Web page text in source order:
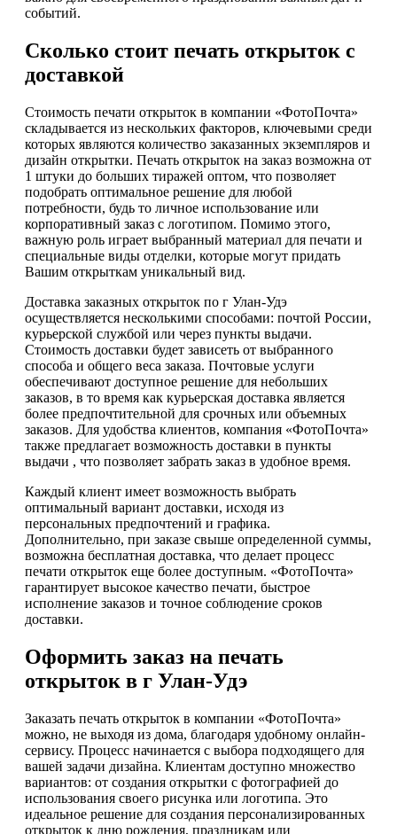
событий.
Сколько стоит печать открыток с
доставкой
Стоимость печати открыток в компании «ФотоПочта»
складывается из нескольких факторов, ключевыми среди
которых являются количество заказанных экземпляров и
дизайн открытки. Печать открыток на заказ возможна от
1 штуки до больших тиражей оптом, что позволяет
подобрать оптимальное решение для любой
потребности, будь то личное использование или
корпоративный заказ с логотипом. Помимо этого,
важную роль играет выбранный материал для печати и
специальные виды отделки, которые могут придать
Вашим открыткам уникальный вид.
Доставка заказных открыток по г Улан-Удэ
осуществляется несколькими способами: почтой России,
курьерской службой или через пункты выдачи.
Стоимость доставки будет зависеть от выбранного
способа и общего веса заказа. Почтовые услуги
обеспечивают доступное решение для небольших
заказов, в то время как курьерская доставка является
более предпочтительной для срочных или объемных
заказов. Для удобства клиентов, компания «ФотоПочта»
также предлагает возможность доставки в пункты
выдачи , что позволяет забрать заказ в удобное время.
Каждый клиент имеет возможность выбрать
оптимальный вариант доставки, исходя из
персональных предпочтений и графика.
Дополнительно, при заказе свыше определенной суммы,
возможна бесплатная доставка, что делает процесс
печати открыток еще более доступным. «ФотоПочта»
гарантирует высокое качество печати, быстрое
исполнение заказов и точное соблюдение сроков
доставки.
Оформить заказ на печать
открыток в г Улан-Удэ
Заказать печать открыток в компании «ФотоПочта»
можно, не выходя из дома, благодаря удобному онлайн-
сервису. Процесс начинается с выбора подходящего для
вашей задачи дизайна. Клиентам доступно множество
вариантов: от создания открытки с фотографией до
использования своего рисунка или логотипа. Это
идеальное решение для создания персонализированных
открыток к дню рождения, праздникам или